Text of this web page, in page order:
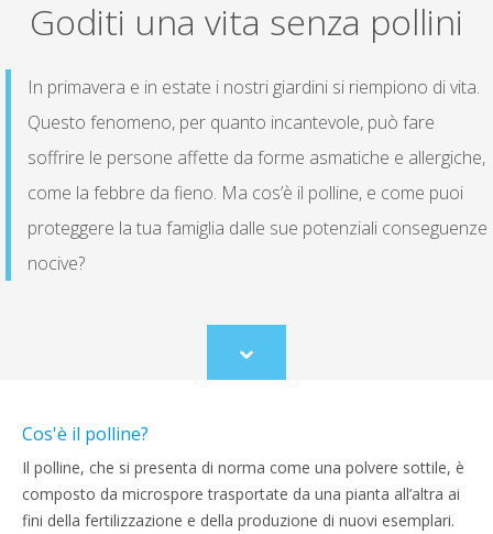
Goditi una vita senza pollini
In primavera e in estate i nostri giardini si riempiono di vita.
Questo fenomeno, per quanto incantevole, può fare
soffrire le persone affette da forme asmatiche e allergiche,
come la febbre da fieno. Ma cos’è il polline, e come puoi
proteggere la tua famiglia dalle sue potenziali conseguenze
nocive?
Scroll
to
Cos'è il polline?
Il polline, che si presenta di norma come una polvere sottile, è
composto da microspore trasportate da una pianta all’altra ai
fini della fertilizzazione e della produzione di nuovi esemplari.